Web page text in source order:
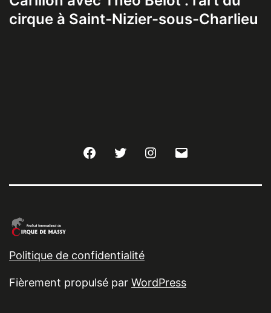
cirque à Saint-Nizier-sous-Charlieu
FacebookTwitter Instagram
Politique de confidentialité
Fièrement propulsé par WordPress